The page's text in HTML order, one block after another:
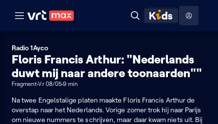
Naar hoofdinhoud Naar audiodescriptie Naar help
Zoeken
ontdekken
Radio 1Ayco
Floris Francis Arthur: "Nederlands
duwt mij naar andere toonaarden""
FragmentVr 08/059 min
Na twee Engelstalige platen maakte Floris Francis Arthur de
overstap naar het Nederlands. Vorige zomer trok hij naar Parijs
om nieuwe nummers te schrijven, maar daar kwam niets uit. Bij